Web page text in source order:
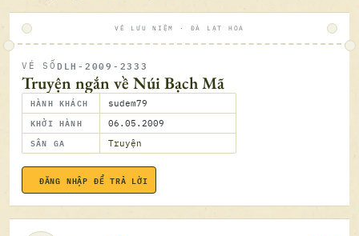
VÉ LƯU NIỆM · ĐÀ LẠT HOA
VÉ SỐ DLH-2009-2333
Truyện ngắn về Núi Bạch Mã
HÀNH KHÁCH sudem79
KHỞI HÀNH 06.05.2009
SÂN GA Truyện
ĐĂNG NHẬP ĐỂ TRẢ LỜI